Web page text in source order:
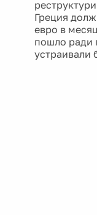
Греция
евро в
пошло ради